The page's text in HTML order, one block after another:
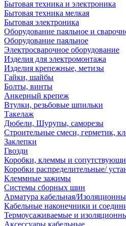
Бытовая техника и электроника
Бытовая техника мелкая
Бытовая электроника
Оборудование паяльное и
Оборудование паяльное
Электросварочное оборудование
Изделия для электромонтажа
Изделия крепежные, метизы
Гайки, шайбы
Болты, винты
Анкерный крепеж
Втулки, резьбовые шпильки
Такелаж
Дюбели, Шурупы, саморезы
Строительные смеси, герметик,
Заклепки
Гвозди
Коробки, клеммы и
Коробки распределительные/
Клеммные зажимы
Системы сборных шин
Арматура кабельная/
Кабельные наконечники и
Термоусаживаемые и
Аксессуары кабельные